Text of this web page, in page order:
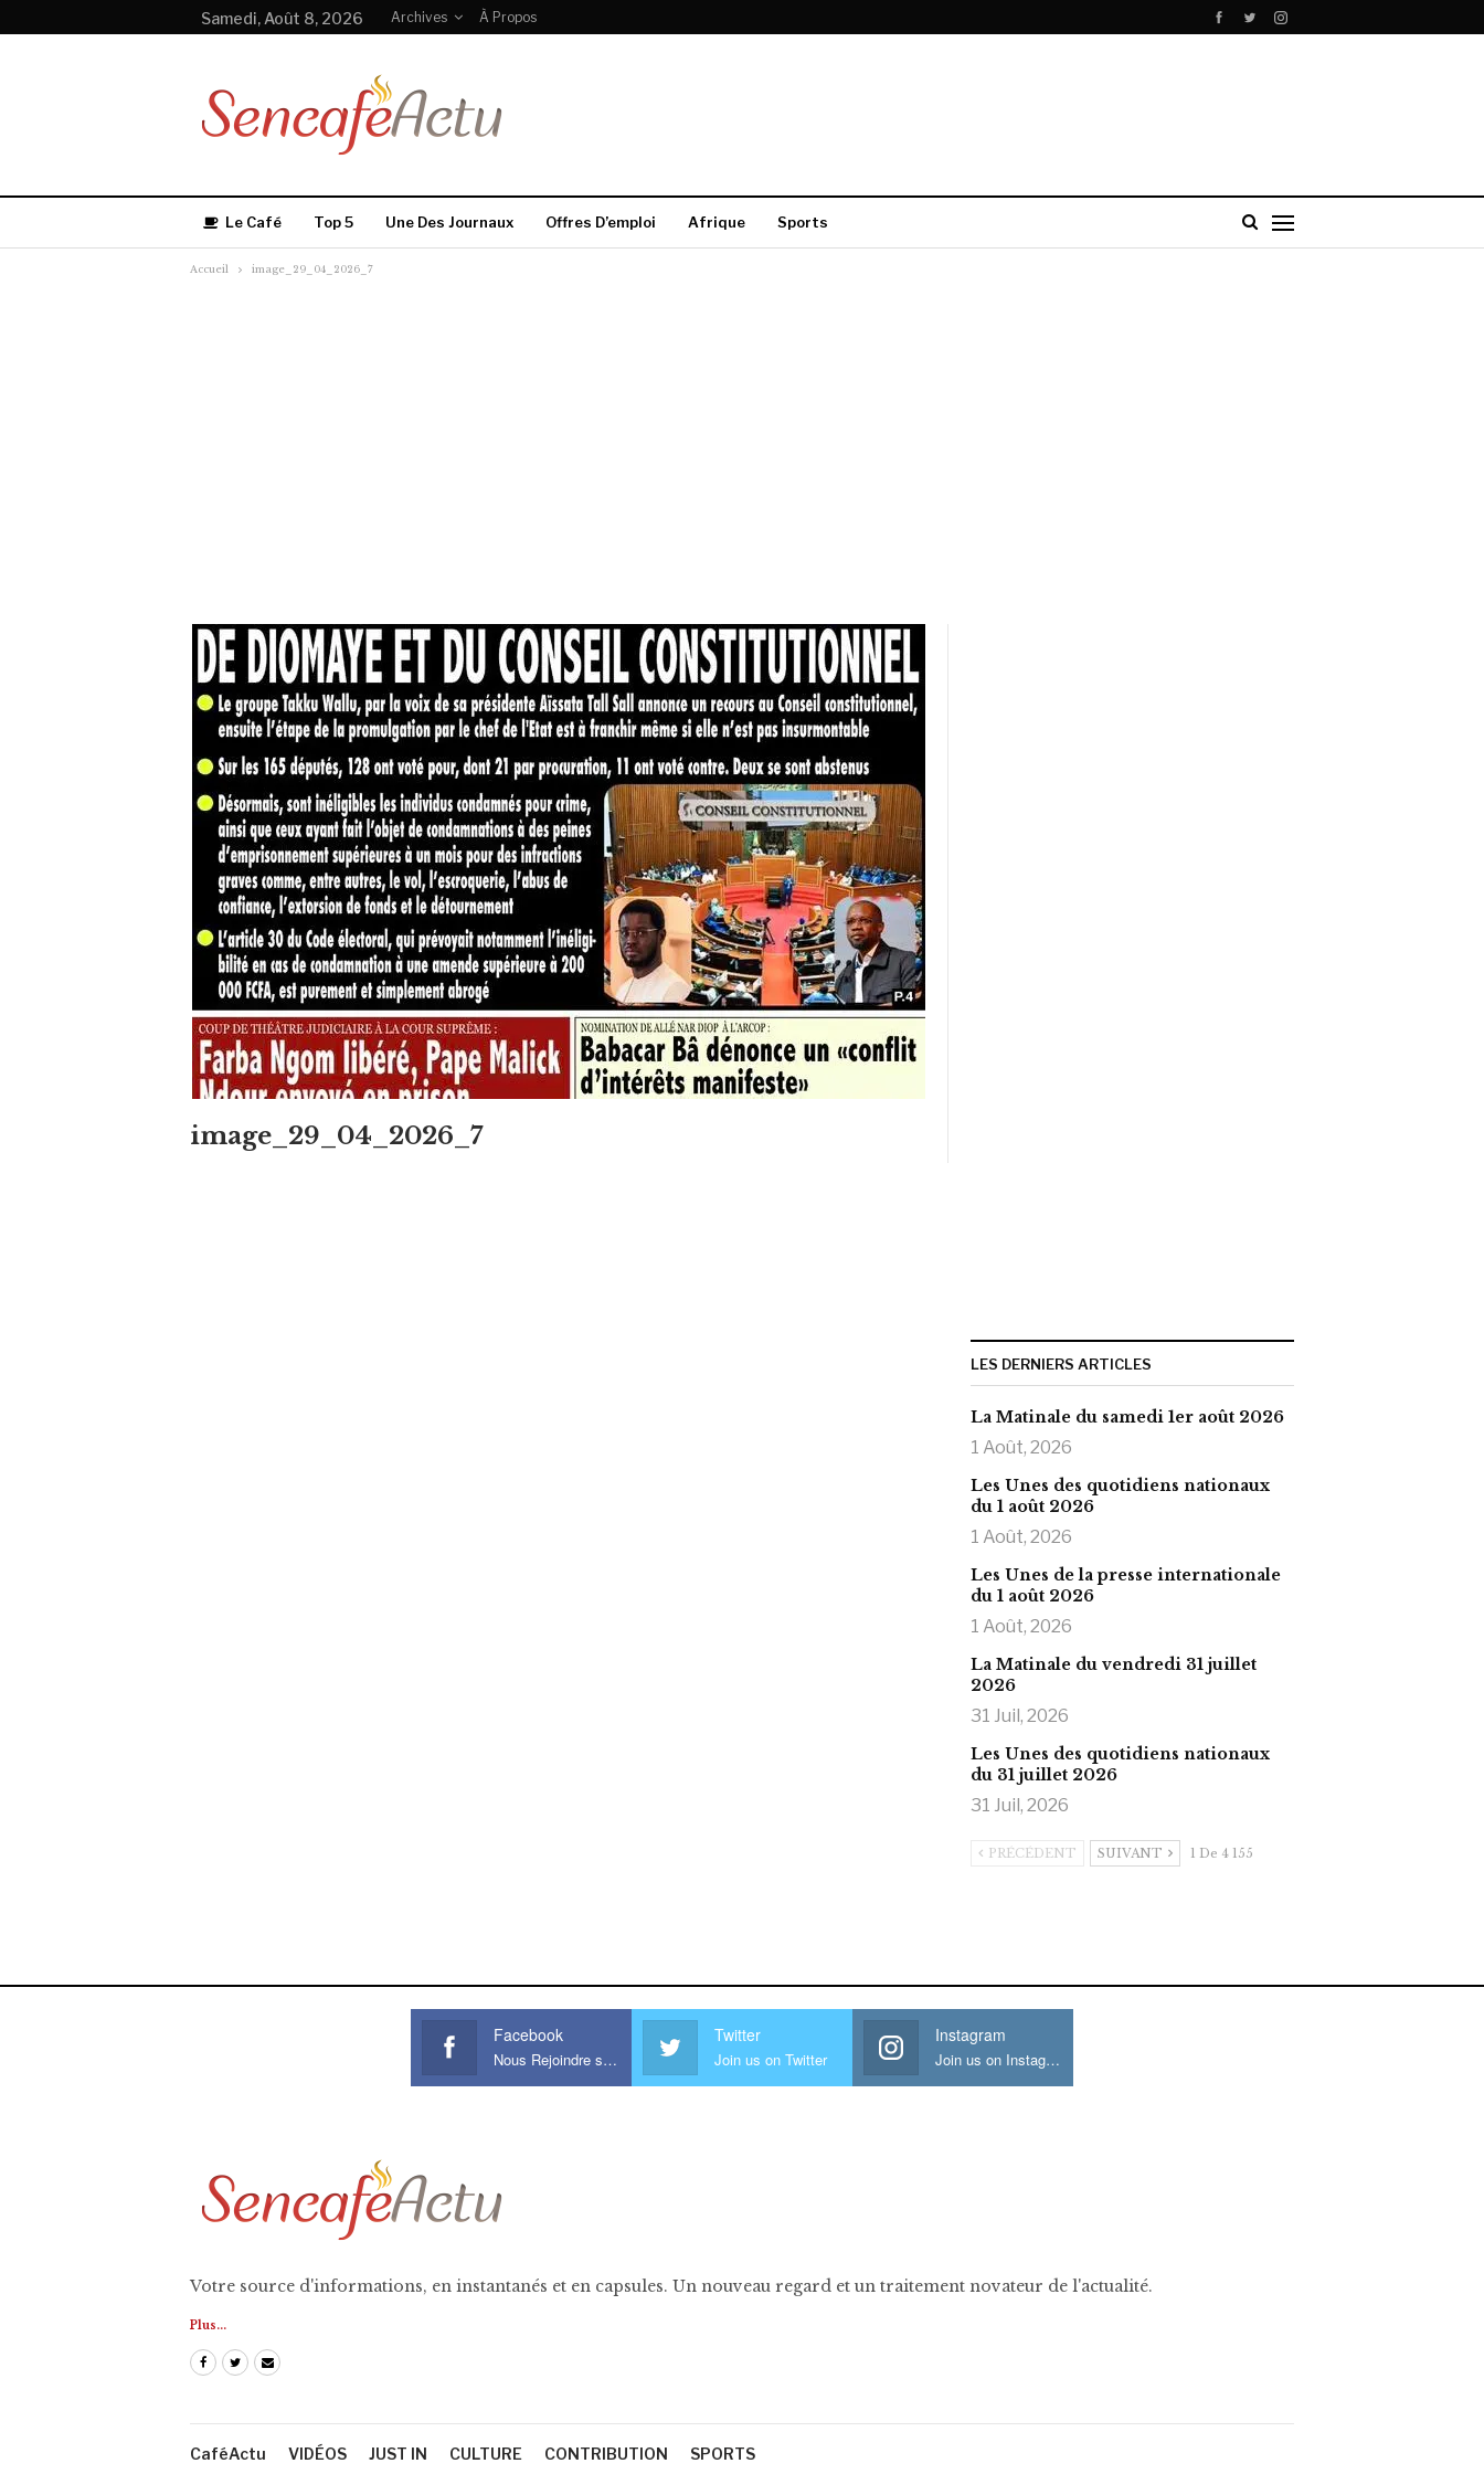
Samedi, Août 8, 2026 Archives À Propos
Le Café Top 5 Une Des Journaux Offres D’emploi Afrique Sports
Accueil image_29_04_2026_7
image_29_04_2026_7
LES DERNIERS ARTICLES
La Matinale du samedi 1er août 2026
1 Août, 2026
Les Unes des quotidiens nationaux
du 1 août 2026
1 Août, 2026
Les Unes de la presse internationale
du 1 août 2026
1 Août, 2026
La Matinale du vendredi 31 juillet
2026
31 Juil, 2026
Les Unes des quotidiens nationaux
du 31 juillet 2026
31 Juil, 2026
PRÉCÉDENT SUIVANT 1 De 4 155
Facebook
Nous Rejoindre sur Facebook
Twitter
Join us on Twitter
Instagram
Join us on Instagram
Votre source d'informations, en instantanés et en capsules. Un nouveau regard et un traitement novateur de l'actualité.
Plus...
CaféActu VIDÉOS JUST IN CULTURE CONTRIBUTION SPORTS